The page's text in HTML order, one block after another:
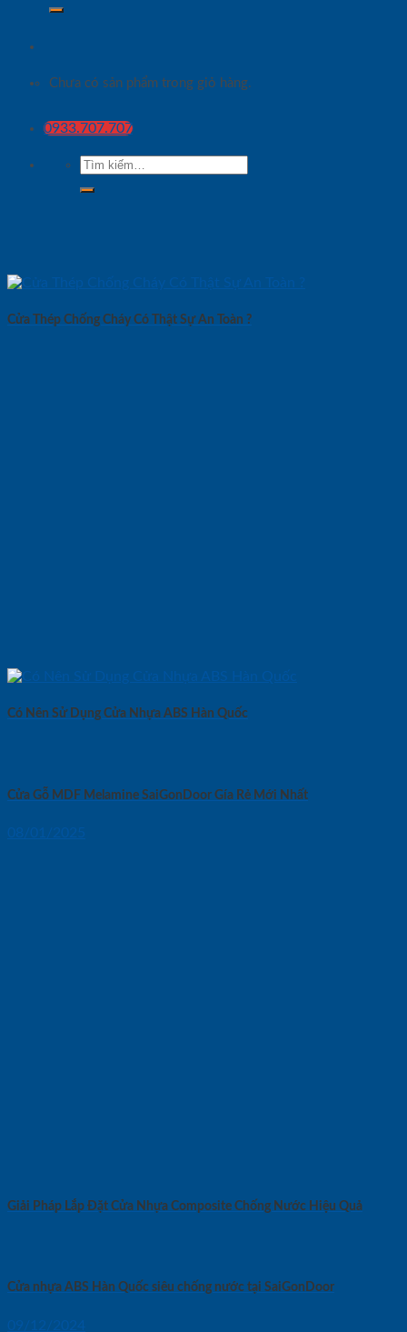
Chưa có sản phẩm trong giỏ hàng.
0933.707.707
Tìm
kiếm:
Cửa Thép Chống Cháy Có Thật Sự An Toàn ?
Có Nên Sử Dụng Cửa Nhựa ABS Hàn Quốc
Cửa Gỗ MDF Melamine SaiGonDoor Gía Rẻ Mới Nhất
08/01/2025
Giải Pháp Lắp Đặt Cửa Nhựa Composite Chống Nước Hiệu Quả
Cửa nhựa ABS Hàn Quốc siêu chống nước tại SaiGonDoor
09/12/2024